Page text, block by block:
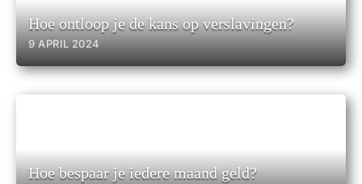
Hoe ontloop je de kans op verslavingen?
9 APRIL 2024
Hoe bespaar je iedere maand geld?